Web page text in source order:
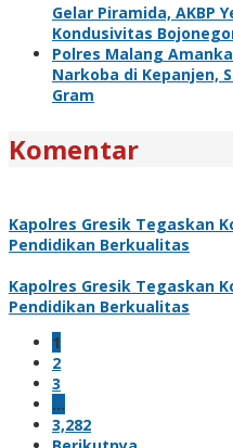
Gelar Piramida, AKBP
Kondusivitas
Polres Malang
Narkoba di Kepanjen,
Gram
Komentar
Kapolres Gresik Tegaskan
Pendidikan Berkualitas
Kapolres Gresik Tegaskan
Pendidikan Berkualitas
1
2
3
…
3,282